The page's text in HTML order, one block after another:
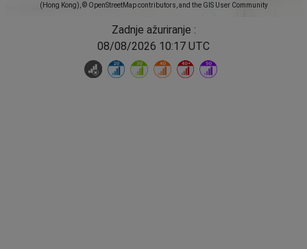
(Hong Kong), © OpenStreetMap contributors, and the GIS User Community
Zadnje ažuriranje :
08/08/2026 10:17 UTC